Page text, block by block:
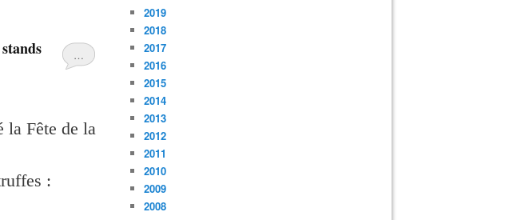
…
la Fête de la
:
2019
2018
2017
2016
2015
2014
2013
2012
2011
2010
2009
2008